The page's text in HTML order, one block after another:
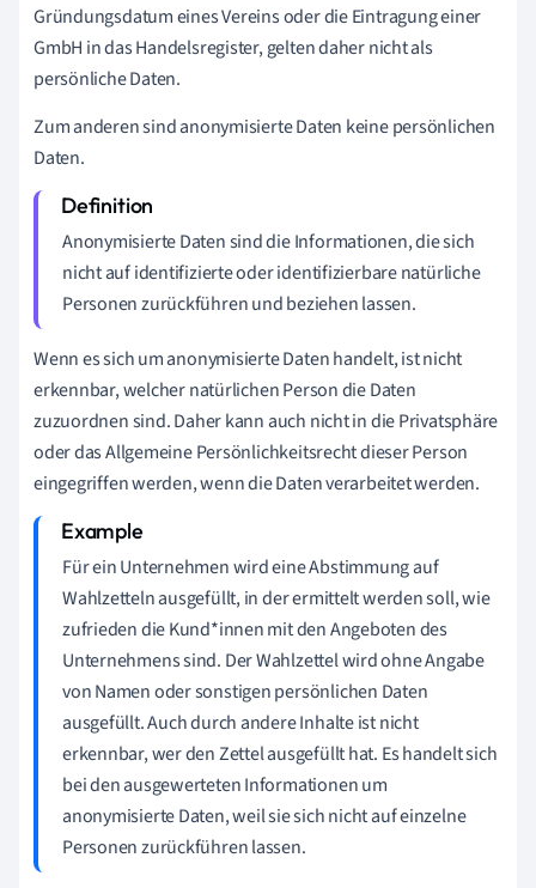
Gründungsdatum eines Vereins oder die Eintragung einer
GmbH in das Handelsregister, gelten daher nicht als
persönliche Daten.
Zum anderen sind anonymisierte Daten keine persönlichen
Daten.
Anonymisierte Daten sind die Informationen, die sich
nicht auf identifizierte oder identifizierbare natürliche
Personen zurückführen und beziehen lassen.
Wenn es sich um anonymisierte Daten handelt, ist nicht
erkennbar, welcher natürlichen Person die Daten
zuzuordnen sind. Daher kann auch nicht in die Privatsphäre
oder das Allgemeine Persönlichkeitsrecht dieser Person
eingegriffen werden, wenn die Daten verarbeitet werden.
Für ein Unternehmen wird eine Abstimmung auf
Wahlzetteln ausgefüllt, in der ermittelt werden soll, wie
zufrieden die Kund*innen mit den Angeboten des
Unternehmens sind. Der Wahlzettel wird ohne Angabe
von Namen oder sonstigen persönlichen Daten
ausgefüllt. Auch durch andere Inhalte ist nicht
erkennbar, wer den Zettel ausgefüllt hat. Es handelt sich
bei den ausgewerteten Informationen um
anonymisierte Daten, weil sie sich nicht auf einzelne
Personen zurückführen lassen.